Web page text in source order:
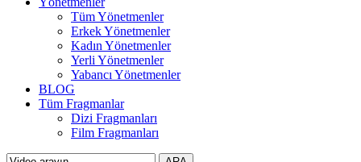
Tüm Yönetmenler
Erkek Yönetmenler
Kadın Yönetmenler
Yerli Yönetmenler
Yabancı Yönetmenler
BLOG
Tüm Fragmanlar
Dizi Fragmanları
Film Fragmanları